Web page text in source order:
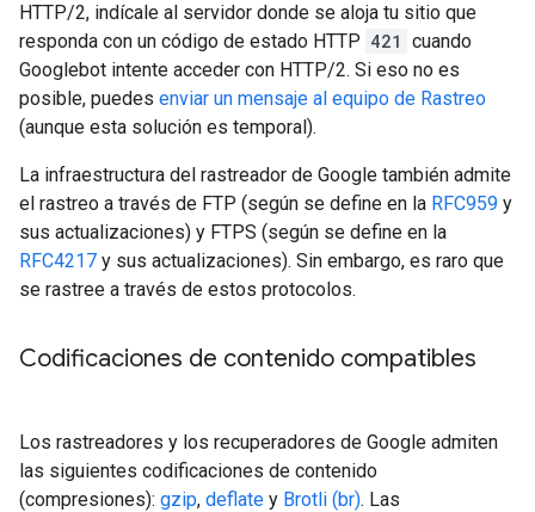
HTTP/2, indícale al servidor donde se aloja tu sitio que
responda con un código de estado HTTP 421 cuando
Googlebot intente acceder con HTTP/2. Si eso no es
posible, puedes enviar un mensaje al equipo de Rastreo
(aunque esta solución es temporal).
La infraestructura del rastreador de Google también admite
el rastreo a través de FTP (según se define en la RFC959 y
sus actualizaciones) y FTPS (según se define en la
RFC4217 y sus actualizaciones). Sin embargo, es raro que
se rastree a través de estos protocolos.
Codificaciones de contenido compatibles
Los rastreadores y los recuperadores de Google admiten
las siguientes codificaciones de contenido
(compresiones): gzip, deflate y Brotli (br). Las